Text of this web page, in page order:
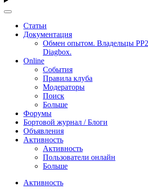
Статьи
Документация
Обмен опытом. Владельцы
Diagbox.
Online
События
Правила клуба
Модераторы
Поиск
Больше
Форумы
Бортовой журнал / Блоги
Объявления
Активность
Активность
Пользователи онлайн
Больше
Активность